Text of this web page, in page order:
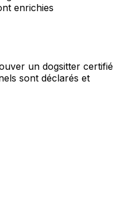
enrichies
un dogsitter certifié
sont déclarés et